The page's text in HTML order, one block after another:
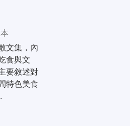
文集，內
食與文
要敘述對
特色美食